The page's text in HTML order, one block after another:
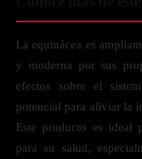
La equinácea es
y moderna por sus
efectos sobre el
potencial para aliviar la
Este producto es ideal
para su salud,